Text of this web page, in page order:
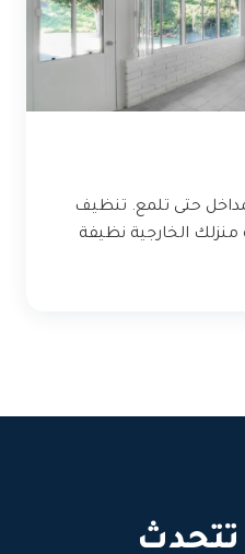
حتى تلمع. تنظيف
منزلك الخارجية نظيفة
تتحدث